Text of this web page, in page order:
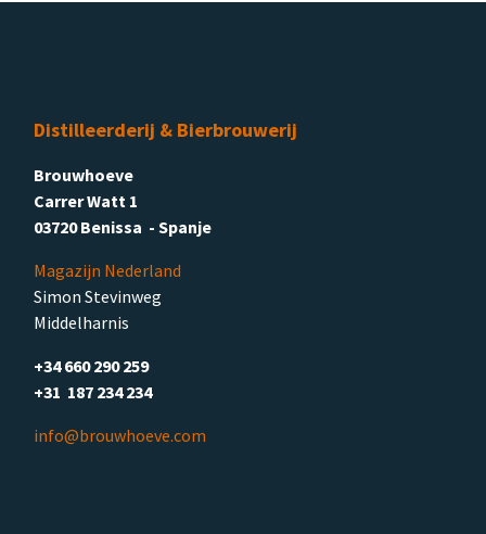
Distilleerderij & Bierbrouwerij
Brouwhoeve
Carrer Watt 1
03720 Benissa - Spanje
Magazijn Nederland
Simon Stevinweg
Middelharnis
+34 660 290 259
+31 187 234 234
info@brouwhoeve.com